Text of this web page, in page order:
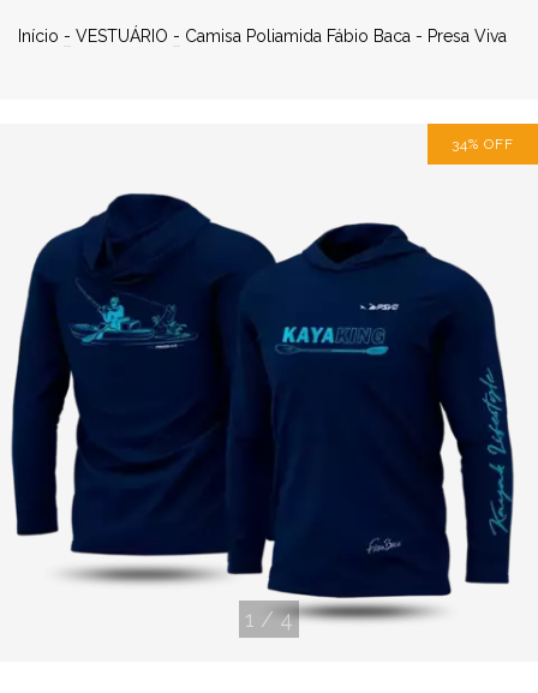
Início - VESTUÁRIO - Camisa Poliamida Fábio Baca - Presa Viva
34% OFF
1 / 4